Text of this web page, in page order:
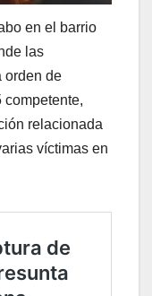
en el barrio
las
orden de
relacionada
víctimas en